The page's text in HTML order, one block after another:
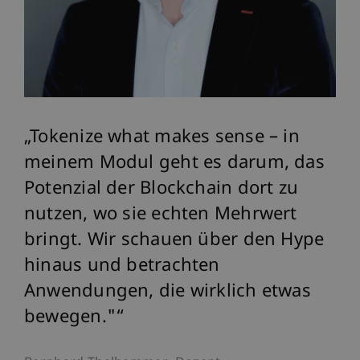
Tokenize what makes sense – in
meinem Modul geht es darum, das
Potenzial der Blockchain dort zu
nutzen, wo sie echten Mehrwert
bringt. Wir schauen über den Hype
hinaus und betrachten
Anwendungen, die wirklich etwas
bewegen."